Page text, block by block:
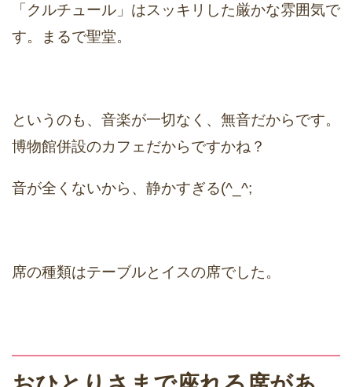
「クルチュール」はスッキリした厳かな雰囲気で
す。まるで聖堂。
というのも、音楽が一切なく、無音だからです。
博物館併設のカフェだからですかね？
音が全くないから、静かすぎる(^_^;
席の種類はテーブルとイスの席でした。